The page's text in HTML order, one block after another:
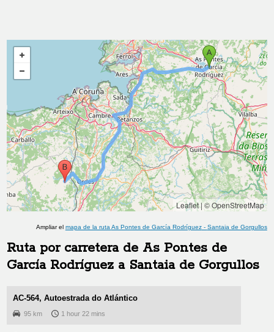
Leaflet|© OpenStreetMap
Ampliar el mapa de la ruta As Pontes de García Rodríguez- Santaia de Gorgullos
Ruta por carretera de As Pontes de
García Rodríguez a Santaia de Gorgullos
AC-564, Autoestrada do Atlántico
95 km 1 hour 22 mins